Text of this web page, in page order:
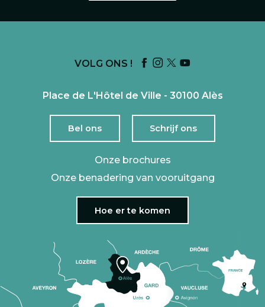
VOLG ONS !
Place de L'Hôtel de Ville - 30100 Alès
Bel ons Schrijf ons
Onze brochures
Onze benadering van vooruitgang
Hoe er te komen